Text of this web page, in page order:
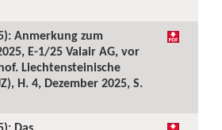
Anmerkung zum
E-1/25 Valair AG, vor
Liechtensteinische
H. 4, Dezember 2025, S.